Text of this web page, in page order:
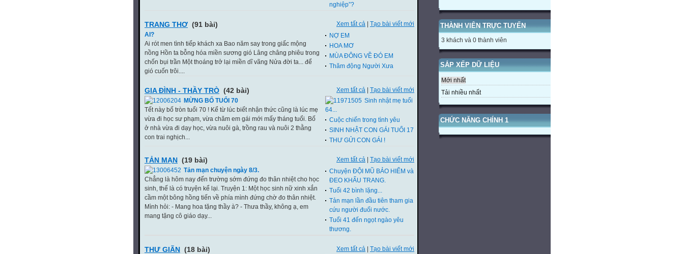
THÀNH VIÊN TRỰC TUYẾN
3 khách và 0 thành viên
SẮP XẾP DỮ LIỆU
Mới nhất
Tải nhiều nhất
CHỨC NĂNG CHÍNH 1
nghiệp”?
Xem tất cả Tạo bài viết mới
TRANG THƠ (91 bài)
AI?
Ai rót men tình tiếp khách xa Bao năm say trong giấc mộng
nồng Hồn ta bỗng hóa miền sương gió Lâng châng phiêu trong
chốn bụi trần Một thoáng trở lại miền dĩ vãng Nửa đời ta... để
gió cuốn trôi....
NỢ EM
HOA MƠ
MÙA ĐÔNG VỀ ĐÓ EM
Thăm động Người Xưa
Xem tất cả | Tạo bài viết mới
GIA ĐÌNH - THẦY TRÒ (42 bài)
MỪNG BỐ TUỔI 70
Tết này bố tròn tuổi 70 ! Kể từ lúc biết nhận thức cũng là lúc mẹ
vừa đi học sư phạm, vừa chăm em gái mới mấy tháng tuổi. Bố
ở nhà vừa đi dạy học, vừa nuôi gà, trồng rau và nuôi 2 thằng
con trai nghịch...
Sinh nhật mẹ tuổi
64...
Cuộc chiến trong tình yêu
SINH NHẬT CON GÁI TUỔI 17
THƯ GỬI CON GÁI !
Xem tất cả Tạo bài viết mới
TẢN MẠN (19 bài)
Tản mạn chuyện ngày 8/3.
Chẳng là hôm nay đến trường sớm đứng đo thân nhiệt cho học
sinh, thế là có truyện kể lại. Truyện 1: Một học sinh nữ xinh xắn
cầm một bông hồng tiến về phía mình đứng chờ đo thân nhiệt.
Mình hỏi: - Mang hoa tặng thầy à? - Thưa thầy, không ạ, em
mang tặng cô giáo dạy...
Chuyện ĐỘI MŨ BẢO HIỂM và
ĐEO KHẨU TRANG.
Tuổi 42 bình lặng...
Tản mạn lần đầu tiên tham gia
cứu người đuối nước.
Tuổi 41 đến ngọt ngào yêu
thương.
Xem tất cả Tạo bài viết mới
THƯ GIÃN (18 bài)